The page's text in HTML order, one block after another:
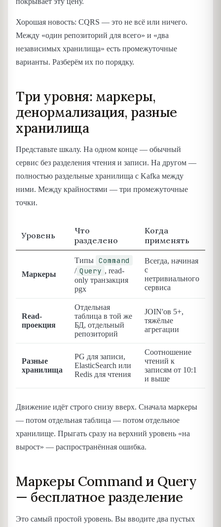
Хорошая новость: CQRS — это не всё или ничего.
Между «один репозиторий для всего» и «два
независимых хранилища» есть промежуточные
варианты. Разберём их по порядку.
Три уровня: маркеры,
денормализация, разные
хранилища
Представьте шкалу. На одном конце — обычный
сервис без разделения чтения и записи. На другом —
полностью раздельные хранилища с Kafka между
ними. Между крайностями — три промежуточные
точки.
Уровень
Что
разделено
Когда
применять
Маркеры
Типы Command
/ Query , read-
only транзакция
pgx
Всегда, начиная
с
нетривиального
сервиса
Read-
проекция
Отдельная
таблица в той же
БД, отдельный
репозиторий
JOIN'ов 5+,
тяжёлые
агрегации
Разные
хранилища
PG для записи,
ElasticSearch или
Redis для чтения
Соотношение
чтений к
записям от 10:1
и выше
Движение идёт строго снизу вверх. Сначала маркеры
— потом отдельная таблица — потом отдельное
хранилище. Прыгать сразу на верхний уровень «на
вырост» — распространённая ошибка.
Маркеры Command и Query
— бесплатное разделение
Это самый простой уровень. Вы вводите два пустых